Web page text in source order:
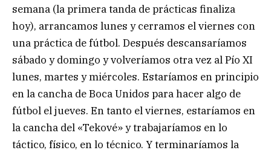
semana (la primera tanda de prácticas finaliza
hoy), arrancamos lunes y cerramos el viernes con
una práctica de fútbol. Después descansaríamos
sábado y domingo y volveríamos otra vez al Pío XI
lunes, martes y miércoles. Estaríamos en principio
en la cancha de Boca Unidos para hacer algo de
fútbol el jueves. En tanto el viernes, estaríamos en
la cancha del «Tekové» y trabajaríamos en lo
táctico, físico, en lo técnico. Y terminaríamos la